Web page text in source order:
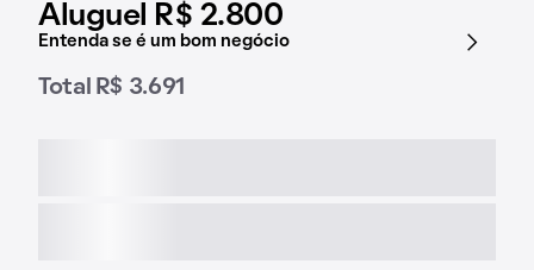
Aluguel R$ 2.800
Entenda se é um bom negócio
Total R$ 3.691